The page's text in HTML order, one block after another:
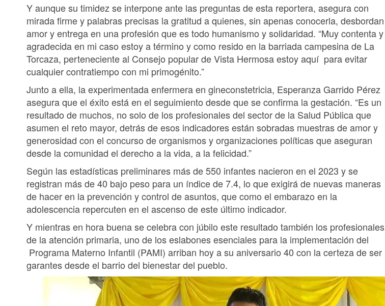
Y aunque su timidez se interpone ante las preguntas de esta reportera, asegura con
mirada firme y palabras precisas la gratitud a quienes, sin apenas conocerla, desbordan
amor y entrega en una profesión que es todo humanismo y solidaridad. “Muy contenta y
agradecida en mi caso estoy a término y como resido en la barriada campesina de La
Torcaza, perteneciente al Consejo popular de Vista Hermosa estoy aquí para evitar
cualquier contratiempo con mi primogénito.”
Junto a ella, la experimentada enfermera en gineconstetricia, Esperanza Garrido Pérez
asegura que el éxito está en el seguimiento desde que se confirma la gestación. “Es un
resultado de muchos, no solo de los profesionales del sector de la Salud Pública que
asumen el reto mayor, detrás de esos indicadores están sobradas muestras de amor y
generosidad con el concurso de organismos y organizaciones políticas que aseguran
desde la comunidad el derecho a la vida, a la felicidad.”
Según las estadísticas preliminares más de 550 infantes nacieron en el 2023 y se
registran más de 40 bajo peso para un índice de 7.4, lo que exigirá de nuevas maneras
de hacer en la prevención y control de asuntos, que como el embarazo en la
adolescencia repercuten en el ascenso de este último indicador.
Y mientras en hora buena se celebra con júbilo este resultado también los profesionales
de la atención primaria, uno de los eslabones esenciales para la implementación del
Programa Materno Infantil (PAMI) arriban hoy a su aniversario 40 con la certeza de ser
garantes desde el barrio del bienestar del pueblo.